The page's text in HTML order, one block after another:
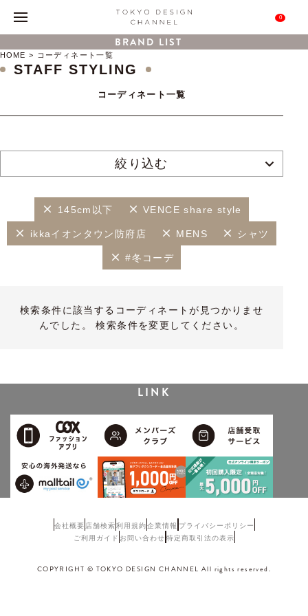
0
BRAND LIST
HOME コーディネート一覧
STAFF STYLING
コーディネート一覧
絞り込む
145cm以下 VENCE share style
ikkaイオンタウン防府店 MENS シャツ
#冬コーデ
検索条件に該当するコーディネートが見つかりませ
んでした。 検索条件を変更してください。
LINK
会社概要 店舗検索利用規約企業情報 プライバシーポリシー
ご利用ガイド お問い合わせ 特定商取引法の表示
COPYRIGHT © TOKYO DESIGN CHANNEL All rights reserved.